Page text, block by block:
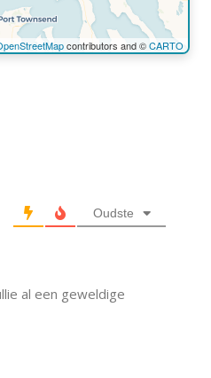
contributors and ©CARTO
Oudste
al een geweldige